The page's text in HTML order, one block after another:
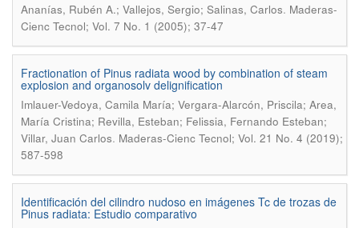
Ananías, Rubén A.; Vallejos, Sergio; Salinas, Carlos. Maderas-
Cienc Tecnol; Vol. 7 No. 1 (2005); 37-47
Fractionation of Pinus radiata wood by combination of steam
explosion and organosolv delignification
Imlauer-Vedoya, Camila María; Vergara-Alarcón, Priscila; Area,
María Cristina; Revilla, Esteban; Felissia, Fernando Esteban;
Villar, Juan Carlos. Maderas-Cienc Tecnol; Vol. 21 No. 4 (2019);
587-598
Identificación del cilindro nudoso en imágenes Tc de trozas de
Pinus radiata: Estudio comparativo